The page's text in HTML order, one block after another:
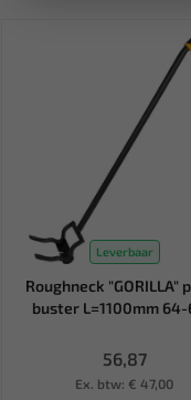
Leverbaar
Roughneck "GORILLA"
buster L=1100mm
56,87
Ex. btw: € 47,00